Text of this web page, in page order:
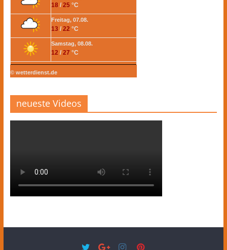
18/ 25°C
Freitag, 07.08.
13 / 22 °C
Samstag, 08.08.
12 / 27 °C
© wetterdienst.de
neueste Videos